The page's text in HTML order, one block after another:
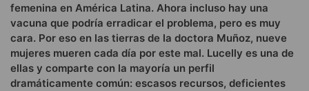
femenina en América Latina. Ahora incluso hay una
vacuna que podría erradicar el problema, pero es muy
cara. Por eso en las tierras de la doctora Muñoz, nueve
mujeres mueren cada día por este mal. Lucelly es una de
ellas y comparte con la mayoría un perfil
dramáticamente común: escasos recursos, deficientes